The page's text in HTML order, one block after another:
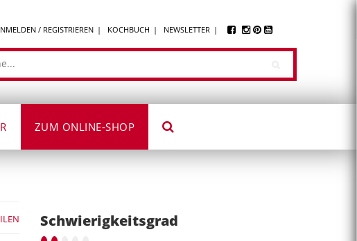
/ REGISTRIEREN KOCHBUCH NEWSLETTER
ZUM ONLINE-SHOP
Schwierigkeitsgrad